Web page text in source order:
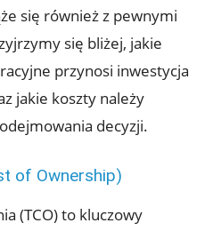
się również z pewnymi
się bliżej, jakie
przynosi inwestycja
jakie koszty należy
decyzji.
of Ownership)
(TCO) to kluczowy